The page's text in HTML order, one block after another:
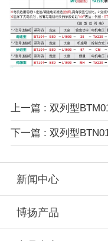
上一篇 : 双列型
下一篇 : 双列型
新闻中心
博扬产品